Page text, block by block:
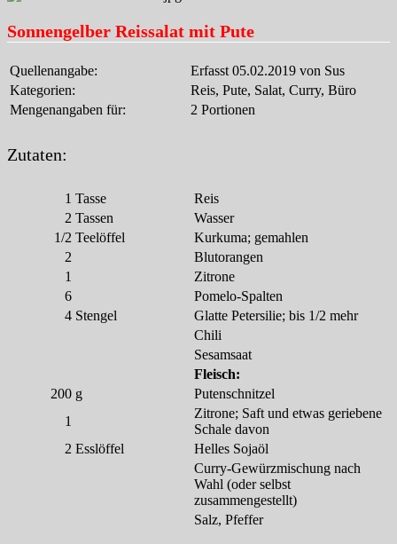
Sonnengelber Reissalat mit Pute
Quellenangabe:
Erfasst 05.02.2019 von Sus
Kategorien:
Reis, Pute, Salat, Curry, Büro
Mengenangaben für:
2 Portionen
Zutaten:
1 Tasse
Reis
2 Tassen
Wasser
1/2 Teelöffel
Kurkuma; gemahlen
2
Blutorangen
1
Zitrone
6
Pomelo-Spalten
4 Stengel
Glatte Petersilie; bis 1/2 mehr
Chili
Sesamsaat
Fleisch:
200 g
Putenschnitzel
1
Zitrone; Saft und etwas geriebene
Schale davon
2 Esslöffel
Helles Sojaöl
Curry-Gewürzmischung nach
Wahl (oder selbst
zusammengestellt)
Salz, Pfeffer